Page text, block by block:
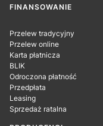
Linki w stopce
FINANSOWANIE
Przelew tradycyjny
Przelew online
Karta płatnicza
BLIK
Odroczona płatność
Przedpłata
Leasing
Sprzedaż ratalna